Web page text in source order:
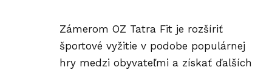
Zámerom OZ Tatra Fit je rozšíriť
športové vyžitie v podobe populárnej
hry medzi obyvateľmi a získať ďalších